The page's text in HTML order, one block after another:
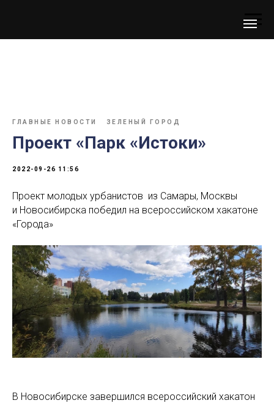
ГЛАВНЫЕ НОВОСТИ ЗЕЛЕНЫЙ ГОРОД
Проект «Парк «Истоки»
2022-09-26 11:56
Проект молодых урбанистов из Самары, Москвы
и Новосибирска победил на всероссийском хакатоне
«Города»
В Новосибирске завершился всероссийский хакатон